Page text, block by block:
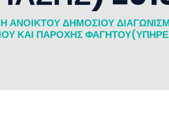
ΑΝΟΙΚΤΟΥ ΔΗΜΟΣΙΟΥ
ΚΑΙ ΠΑΡΟΧΗΣ